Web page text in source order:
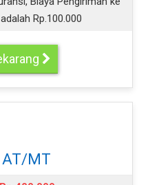
Rp.100.000
MT